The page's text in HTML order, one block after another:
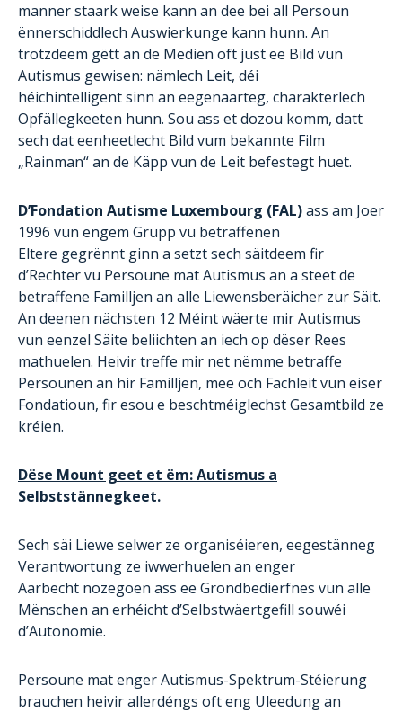
manner staark weise kann an dee bei all Persoun
ënnerschiddlech Auswierkunge kann hunn. An
trotzdeem gëtt an de Medien oft just ee Bild vun
Autismus gewisen: nämlech Leit, déi
héichintelligent sinn an eegenaarteg, charakterlech
Opfällegkeeten hunn. Sou ass et dozou komm, datt
sech dat eenheetlecht Bild vum bekannte Film
„Rainman“ an de Käpp vun de Leit befestegt huet.
D’Fondation Autisme Luxembourg (FAL)ass am Joer
1996 vun engem Grupp vu betraffenen
Eltere gegrënnt ginn a setzt sech säitdeem fir
d’Rechter vu Persoune mat Autismus an a steet de
betraffene Familljen an alle Liewensberäicher zur Säit.
An deenen nächsten 12 Méint wäerte mir Autismus
vun eenzel Säite beliichten an iech op dëser Rees
mathuelen. Heivir treffe mir net nëmme betraffe
Persounen an hir Familljen, mee och Fachleit vun eiser
Fondatioun, fir esou e beschtméiglechst Gesamtbild ze
kréien.
Dëse Mount geet et ëm: Autismus a
Selbststännegkeet.
Sech säi Liewe selwer ze organiséieren, eegestänneg
Verantwortung ze iwwerhuelen an enger
Aarbecht nozegoen ass ee Grondbedierfnes vun alle
Mënschen an erhéicht d’Selbstwäertgefill souwéi
d’Autonomie.
Persoune mat enger Autismus-Spektrum-Stéierung
brauchen heivir allerdéngs oft eng Uleedung an